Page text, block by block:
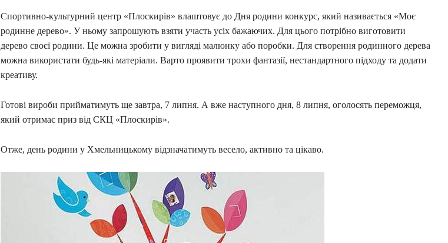
Спортивно-культурний центр «Плоскирів» влаштовує до Дня родини конкурс, який називається «Моє
родинне дерево». У ньому запрошують взяти участь усіх бажаючих. Для цього потрібно виготовити
дерево своєї родини. Це можна зробити у вигляді малюнку або поробки. Для створення родинного дерева
можна використати будь-які матеріали. Варто проявити трохи фантазії, нестандартного підходу та додати
креативу.
Готові вироби прийматимуть ще завтра, 7 липня. А вже наступного дня, 8 липня, оголосять переможця,
який отримає приз від СКЦ «Плоскирів».
Отже, день родини у Хмельницькому відзначатимуть весело, активно та цікаво.